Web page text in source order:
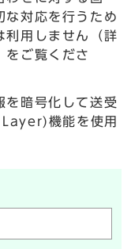
な対応を行うため
利用しません（詳
をご覧くださ
を暗号化して送受
機能を使用